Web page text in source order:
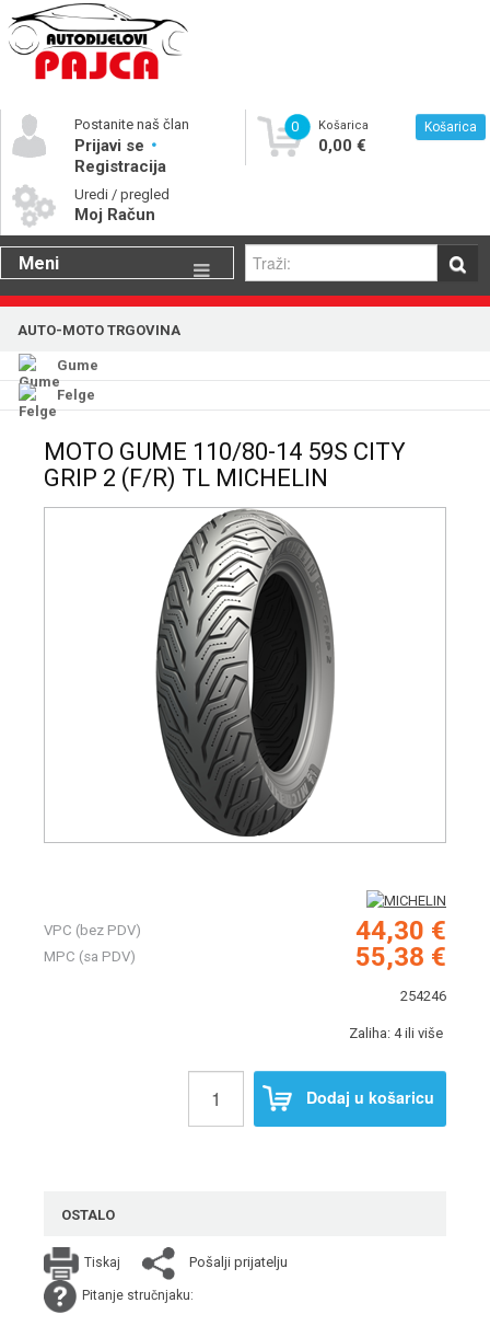
Postanite naš član
Prijavi se
Registracija
Uredi / pregled
Moj Račun
0 Košarica
0,00 €
Košarica
Meni
Gume
Katalog rezervnih dijelova
AUTO-MOTO TRGOVINA
Gume
Felge
MOTO GUME 110/80-14 59S CITY
GRIP 2 (F/R) TL MICHELIN
VPC (bez PDV) 44,30 €
MPC (sa PDV) 55,38 €
254246
Zaliha: 4 ili više
Dodaj u košaricu
OSTALO
Tiskaj Pošalji prijatelju
Pitanje stručnjaku: